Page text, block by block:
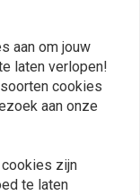
aan om jouw
laten verlopen!
cookies
aan onze
zijn
te laten